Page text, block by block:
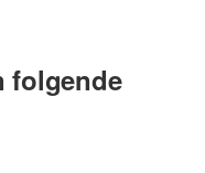
folgende